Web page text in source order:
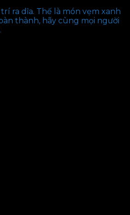
ra dĩa. Thế là món vẹm xanh
thành, hãy cùng mọi người